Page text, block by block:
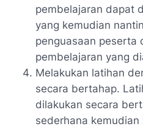
pembelajaran dapat
yang kemudian
penguasaan peserta
pembelajaran yang
Melakukan latihan
secara bertahap.
dilakukan secara
sederhana